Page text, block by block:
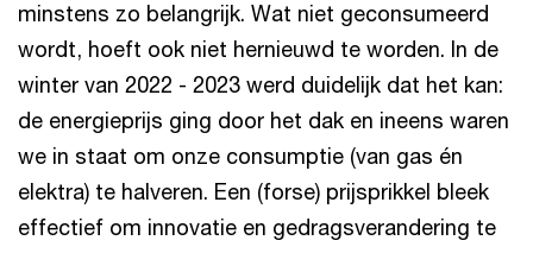
minstens zo belangrijk. Wat niet geconsumeerd
wordt, hoeft ook niet hernieuwd te worden. In de
winter van 2022 - 2023 werd duidelijk dat het kan:
de energieprijs ging door het dak en ineens waren
we in staat om onze consumptie (van gas én
elektra) te halveren. Een (forse) prijsprikkel bleek
effectief om innovatie en gedragsverandering te